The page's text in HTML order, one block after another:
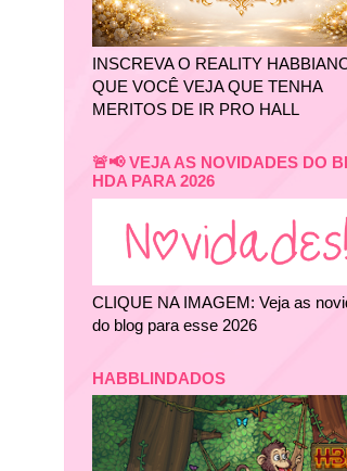
INSCREVA O REALITY
QUE VOCÊ VEJA QUE TENHA
MERITOS DE IR PRO HALL
🚨📢 VEJA AS NOVIDADES DO
HDA PARA 2026
CLIQUE NA IMAGEM: Veja as
do blog para esse 2026
HABBLINDADOS